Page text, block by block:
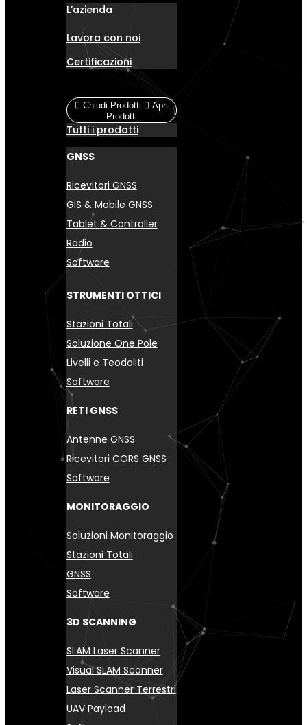
L’azienda
Lavora con noi
Certificazioni
Chiudi Prodotti
Apri
Prodotti
Tutti i prodotti
GNSS
Ricevitori GNSS
GIS & Mobile GNSS
Tablet & Controller
Radio
Software
STRUMENTI OTTICI
Stazioni Totali
Soluzione One Pole
Livelli e Teodoliti
Software
RETI GNSS
Antenne GNSS
Ricevitori CORS GNSS
Software
MONITORAGGIO
Soluzioni Monitoraggio
Stazioni Totali
GNSS
Software
3D SCANNING
SLAM Laser Scanner
Visual SLAM Scanner
Laser Scanner Terrestri
UAV Payload